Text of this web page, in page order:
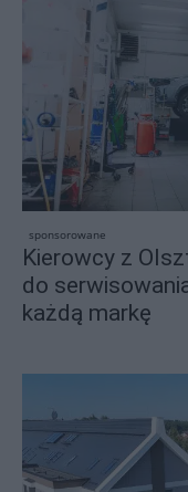
sponsorowane
Kierowcy z
do
każdą markę